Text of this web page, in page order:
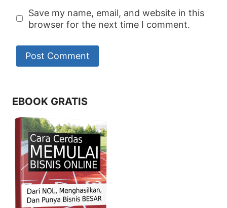
Save my name, email, and website in this
browser for the next time I comment.
EBOOK GRATIS